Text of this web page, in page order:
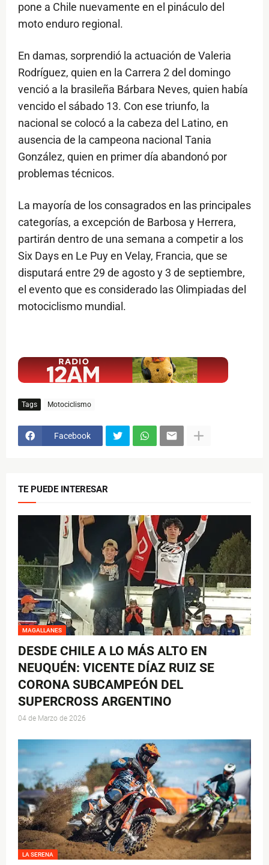
pone a Chile nuevamente en el pináculo del
moto enduro regional.
En damas, sorprendió la actuación de Valeria
Rodríguez, quien en la Carrera 2 del domingo
venció a la brasileña Bárbara Neves, quien había
vencido el sábado 13. Con ese triunfo, la
nacional se colocó a la cabeza del Latino, en
ausencia de la campeona nacional Tania
González, quien en primer día abandonó por
problemas técnicos.
La mayoría de los consagrados en las principales
categorías, a excepción de Barbosa y Herrera,
partirán dentro de una semana a competir a los
Six Days en Le Puy en Velay, Francia, que se
disputará entre 29 de agosto y 3 de septiembre,
el evento que es considerado las Olimpiadas del
motociclismo mundial.
Tags Motociclismo
Facebook
TE PUEDE INTERESAR
MAGALLANES
DESDE CHILE A LO MÁS ALTO EN
NEUQUÉN: VICENTE DÍAZ RUIZ SE
CORONA SUBCAMPEÓN DEL
SUPERCROSS ARGENTINO
04 de Marzo de 2026
LA SERENA